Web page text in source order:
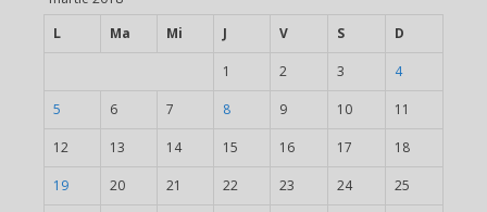
L
Ma Mi J V S D
1 2 3 4
5 6 7 8 9 10 11
12 13 14 15 16 17 18
19 20 21 22 23 24 25